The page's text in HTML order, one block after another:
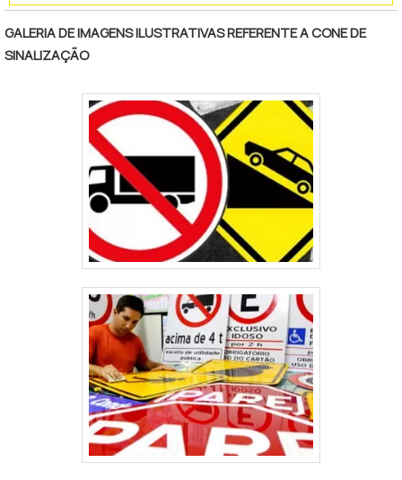
internos para o ambiente externo, até o
descarte final. A peça também pode ser
usado para a coleta seletiva.No processo de
ocultam odores q.
GALERIA DE IMAGENS ILUSTRATIVAS REFERENTE A CONE DE
SINALIZAÇÃO